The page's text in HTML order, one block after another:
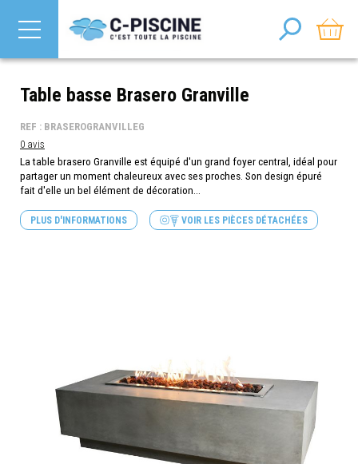
Table basse Brasero Granville
0 avis
REF : BRASEROGRANVILLEG
La table brasero Granville est équipé d'un grand foyer central, idéal pour
partager un moment chaleureux avec ses proches. Son design épuré
fait d'elle un bel élément de décoration...
PLUS D'INFORMATIONS VOIR LES PIÈCES DÉTACHÉES